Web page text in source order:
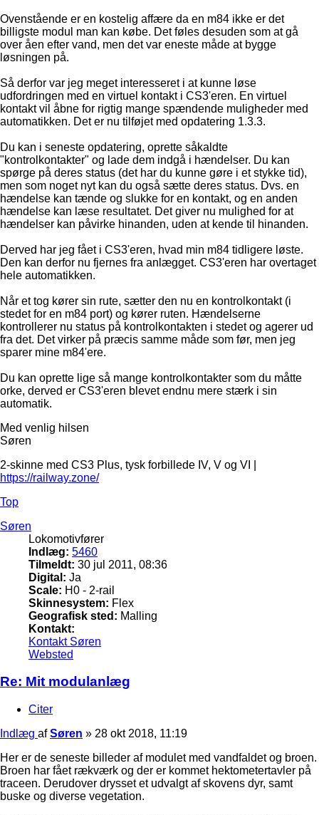
Ovenstående er en kostelig affære da en m84 ikke er det
billigste modul man kan købe. Det føles desuden som at gå
over åen efter vand, men det var eneste måde at bygge
løsningen på.
Så derfor var jeg meget interesseret i at kunne løse
udfordringen med en virtuel kontakt i CS3'eren. En virtuel
kontakt vil åbne for rigtig mange spændende muligheder med
automatikken. Det er nu tilføjet med opdatering 1.3.3.
Du kan i seneste opdatering, oprette såkaldte
"kontrolkontakter" og lade dem indgå i hændelser. Du kan
spørge på deres status (det har du kunne gøre i et stykke tid),
men som noget nyt kan du også sætte deres status. Dvs. en
hændelse kan tænde og slukke for en kontakt, og en anden
hændelse kan læse resultatet. Det giver nu mulighed for at
hændelser kan påvirke hinanden, uden at kende til hinanden.
Derved har jeg fået i CS3'eren, hvad min m84 tidligere løste.
Den kan derfor nu fjernes fra anlægget. CS3'eren har overtaget
hele automatikken.
Når et tog kører sin rute, sætter den nu en kontrolkontakt (i
stedet for en m84 port) og kører ruten. Hændelserne
kontrollerer nu status på kontrolkontakten i stedet og agerer ud
fra det. Det virker på præcis samme måde som før, men jeg
sparer mine m84'ere.
Du kan oprette lige så mange kontrolkontakter som du måtte
orke, derved er CS3'eren blevet endnu mere stærk i sin
automatik.
Med venlig hilsen
Søren
2-skinne med CS3 Plus, tysk forbillede IV, V og VI |
https://railway.zone/
Top
Søren
Lokomotivfører
Indlæg: 5460
Tilmeldt: 30 jul 2011, 08:36
Digital: Ja
Scale: H0 - 2-rail
Skinnesystem: Flex
Geografisk sted: Malling
Kontakt:
Kontakt Søren
Websted
Re: Mit modulanlæg
Citer
Indlæg afSøren » 28 okt 2018, 11:19
Her er de seneste billeder af modulet med vandfaldet og broen.
Broen har fået rækværk og der er kommet hektometertavler på
traceen. Derudover drysset et udvalgt af skovens dyr, samt
buske og diverse vegetation.